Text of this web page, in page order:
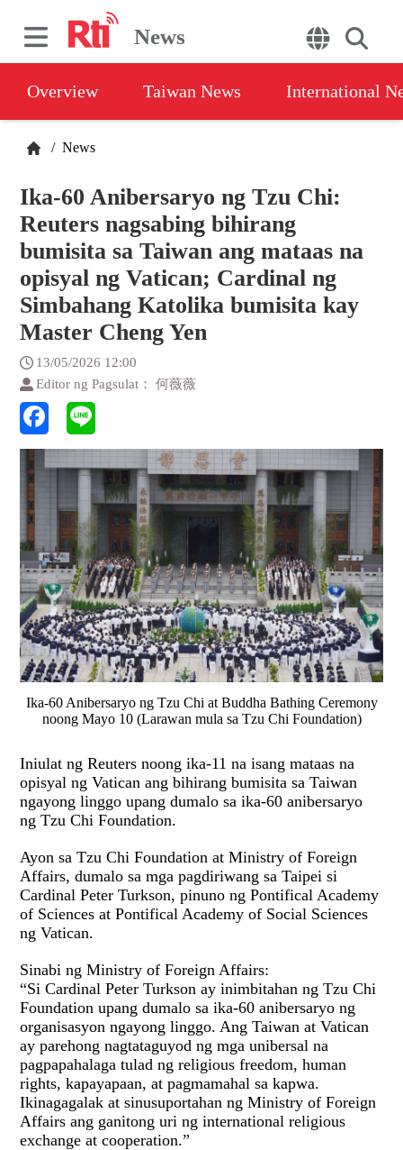
News
Overview Taiwan News International
/ News
Ika-60 Anibersaryo ng Tzu Chi:
Reuters nagsabing bihirang
bumisita sa Taiwan ang mataas na
opisyal ng Vatican; Cardinal ng
Simbahang Katolika bumisita kay
Master Cheng Yen
13/05/2026 12:00
Editor ng Pagsulat： 何薇薇
Ika-60 Anibersaryo ng Tzu Chi at Buddha Bathing Ceremony
noong Mayo 10 (Larawan mula sa Tzu Chi Foundation)
Iniulat ngReuters noong ika-11 na isang mataas na
opisyal ngVatican ang bihirang bumisita sa Taiwan
ngayong linggo upang dumalo sa ika-60 anibersaryo
ngTzu Chi Foundation.
Ayon sa Tzu Chi Foundation at Ministry of Foreign
Affairs, dumalo sa mga pagdiriwang sa Taipei si
CardinalPeter Turkson, pinuno ng Pontifical Academy
of Sciences at Pontifical Academy of Social Sciences
ng Vatican.
Sinabi ng Ministry of Foreign Affairs:
“Si Cardinal Peter Turkson ay inimbitahan ng Tzu Chi
Foundation upang dumalo sa ika-60 anibersaryo ng
organisasyon ngayong linggo. Ang Taiwan at Vatican
ay parehong nagtataguyod ng mga unibersal na
pagpapahalaga tulad ng religious freedom, human
rights, kapayapaan, at pagmamahal sa kapwa.
Ikinagagalak at sinusuportahan ng Ministry of Foreign
Affairs ang ganitong uri ng international religious
exchange at cooperation.”